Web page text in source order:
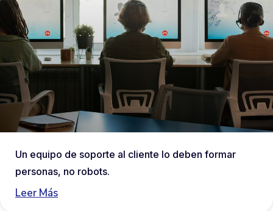
Un equipo de soporte al cliente lo deben formar
personas, no robots.
Leer Más